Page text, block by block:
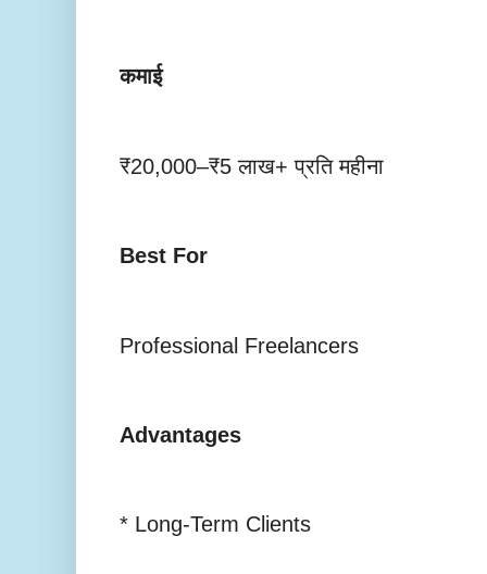
कमाई
₹20,000–₹5 लाख+ प्रति महीना
Best For
Professional Freelancers
Advantages
* Long-Term Clients